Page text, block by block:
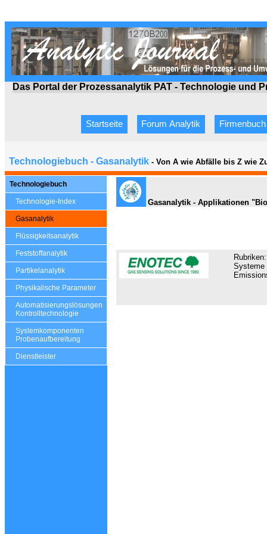
Das Portal der Prozessanalytik PAT - Technologie und
Startseite Forum Analytik Firmenbuch
Technologiebuch - Gasanalytik - Von A wie Abfälle bis Z wie
Technologiebuch
Technologie-Index
Gasanalytik
Flüssigkeitsanalytik
Feststoffanalytik
Partikelanalytik
Physikalische Parameter
Automatisierungslösungen
Kontrolltechnologie
Systemkomponenten
Probenaufbereitung
Dienstleister
Gasanalytik - Applikationen
Rubriken:
Systeme